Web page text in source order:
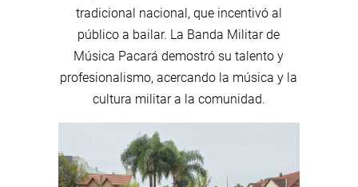
tradicional nacional, que incentivó al
público a bailar. La Banda Militar de
Música Pacará demostró su talento y
profesionalismo, acercando la música y la
cultura militar a la comunidad.